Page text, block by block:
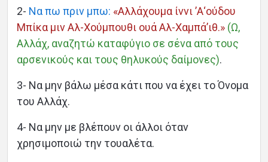
Languages
2- Να πω πριν μπω: «Αλλάχουμα ίννι ’Α‘ούδου
Μπίκα μιν Αλ-Χούμπουθι ουά Αλ-Χαμπά’ιθ.» (Ω,
Αλλάχ, αναζητώ καταφύγιο σε σένα από τους
αρσενικούς και τους θηλυκούς δαίμονες).
3- Να μην βάλω μέσα κάτι που να έχει το Όνομα
του Αλλάχ.
4- Να μην με βλέπουν οι άλλοι όταν
χρησιμοποιώ την τουαλέτα.